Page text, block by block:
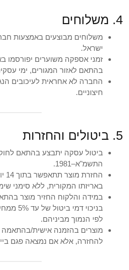
4. משלוחים
משלוחים מבוצעים באמצעות
ישראל.
זמני אספקה משוערים יפורסמו
בהתאם לאזור המגורים, ימי
החברה לא אחראית לעיכובים
חיצוניים.
5. ביטולים והחזרות
ביטול עסקה יתבצע בהתאם
התשמ"א–1981.
באריזתו המקורית, ללא סימני
במידה והלקוח החזיר מוצר
לפי הנמוך מביניהם.
מוצרים בהזמנה אישית/בהתאמה
להחזרה, אלא אם נמצאה פגם